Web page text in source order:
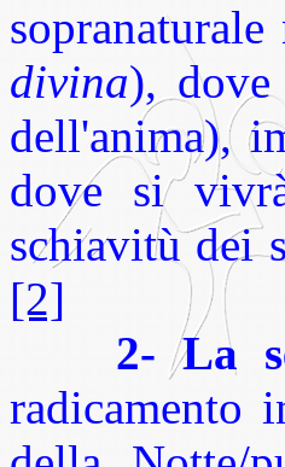
divina),
dell'anima),
dove si
schiavitù dei
[2]
2- La
radicamento